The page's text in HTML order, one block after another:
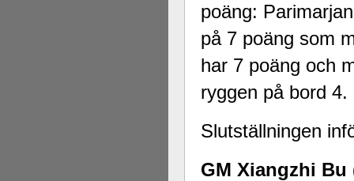
poäng:
på 7 poäng som
har 7 poäng och
ryggen på bord 4.
Slutställningen
GM Xiangzhi Bu